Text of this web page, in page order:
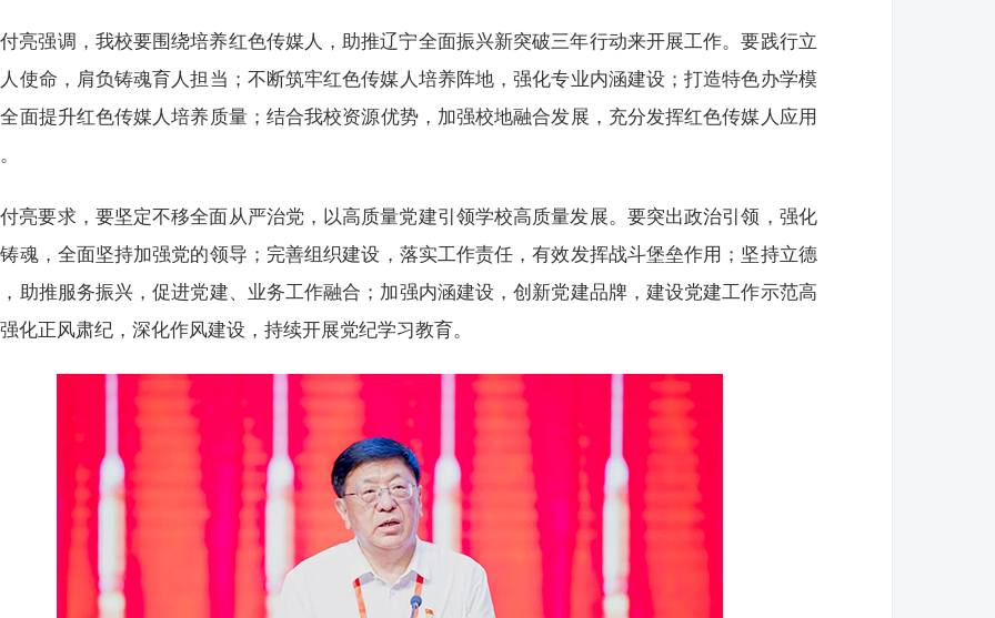
付亮强调，我校要围绕培养红色传媒人，助推辽宁全面振兴新突破三年行动来开展工作。要践行立
使命，肩负铸魂育人担当；不断筑牢红色传媒人培养阵地，强化专业内涵建设；打造特色办学模
面提升红色传媒人培养质量；结合我校资源优势，加强校地融合发展，充分发挥红色传媒人应用
付亮要求，要坚定不移全面从严治党，以高质量党建引领学校高质量发展。要突出政治引领，强化
魂，全面坚持加强党的领导；完善组织建设，落实工作责任，有效发挥战斗堡垒作用；坚持立德
助推服务振兴，促进党建、业务工作融合；加强内涵建设，创新党建品牌，建设党建工作示范高
化正风肃纪，深化作风建设，持续开展党纪学习教育。